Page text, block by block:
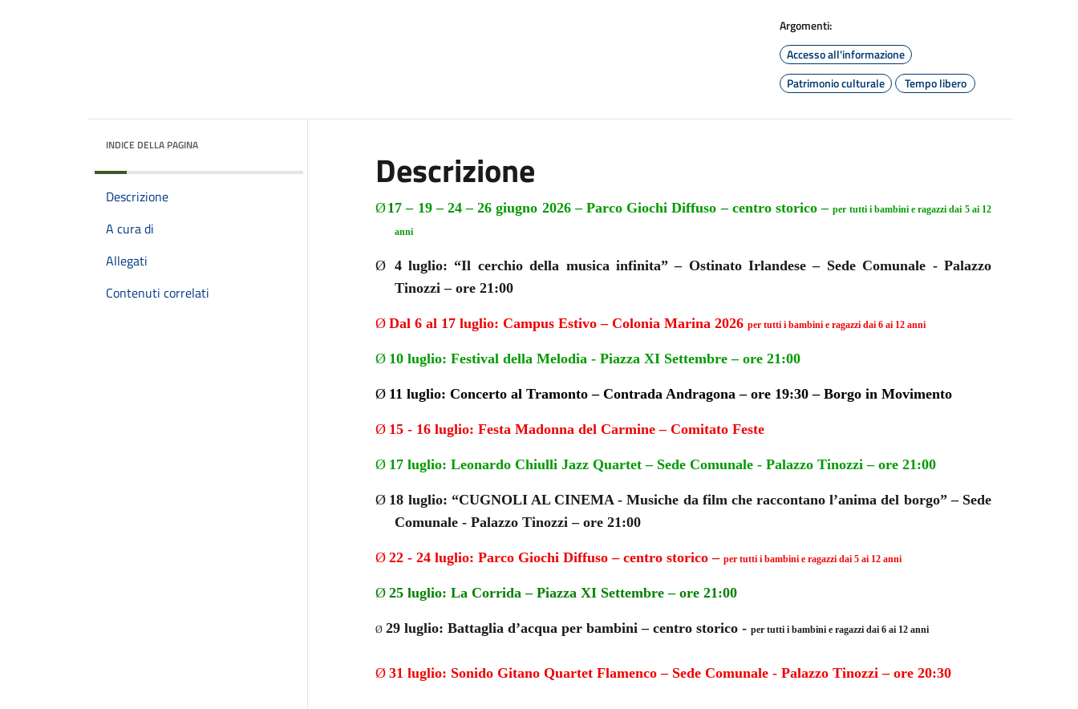
Argomenti:
Accesso all'informazione
Patrimonio culturale
Tempo libero
INDICE DELLA PAGINA
Descrizione
A cura di
Allegati
Contenuti correlati
Descrizione
Ø17 – 19 – 24 – 26 giugno 2026 – Parco Giochi Diffuso – centro storico –per tutti i bambini e ragazzi dai 5 ai 12
anni
Ø 4 luglio: “Il cerchio della musica infinita” – Ostinato Irlandese – Sede Comunale - Palazzo
Tinozzi – ore 21:00
Ø Dal 6 al 17 luglio: Campus Estivo – Colonia Marina 2026 per tutti i bambini e ragazzi dai 6 ai 12 anni
Ø 10 luglio: Festival della Melodia - Piazza XI Settembre – ore 21:00
Ø 11 luglio: Concerto al Tramonto – Contrada Andragona – ore 19:30 – Borgo in Movimento
Ø 15 - 16 luglio: Festa Madonna del Carmine – Comitato Feste
Ø 17 luglio: Leonardo Chiulli Jazz Quartet – Sede Comunale - Palazzo Tinozzi – ore 21:00
Ø 18 luglio: “CUGNOLI AL CINEMA - Musiche da film che raccontano l’anima del borgo” – Sede
Comunale - Palazzo Tinozzi – ore 21:00
Ø 22 - 24 luglio: Parco Giochi Diffuso – centro storico – per tutti i bambini e ragazzi dai 5 ai 12 anni
Ø 25 luglio: La Corrida – Piazza XI Settembre – ore 21:00
Ø 29 luglio: Battaglia d’acqua per bambini – centro storico - per tutti i bambini e ragazzi dai 6 ai 12 anni
Ø 31 luglio: Sonido Gitano Quartet Flamenco – Sede Comunale - Palazzo Tinozzi – ore 20:30